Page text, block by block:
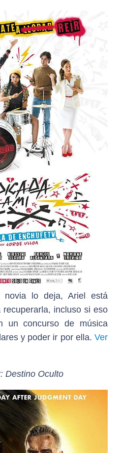
novia lo deja, Ariel está
incluso si eso
un concurso de música
y poder ir por ella. Ver
Destino Oculto